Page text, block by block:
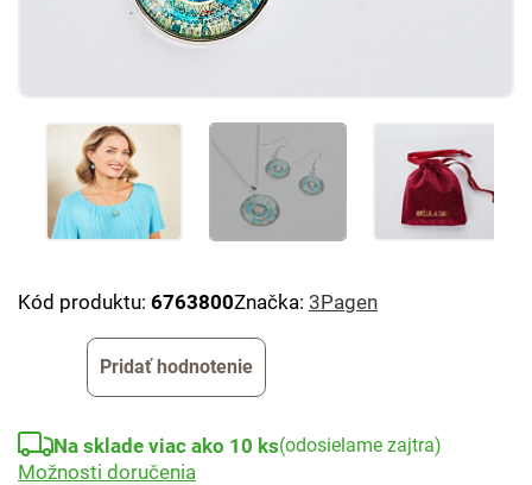
Kód produktu: 6763800Značka: 3Pagen
Pridať hodnotenie
Na sklade viac ako 10 ks(odosielame zajtra)
Možnosti doručenia